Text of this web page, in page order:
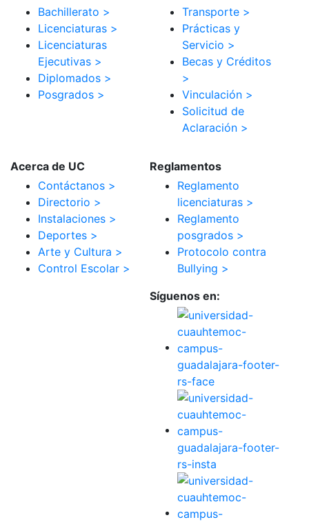
Bachillerato >
Licenciaturas >
Licenciaturas
Ejecutivas >
Diplomados >
Posgrados >
Acerca de UC
Contáctanos >
Directorio >
Instalaciones >
Deportes >
Arte y Cultura >
Control Escolar >
Transporte >
Prácticas y
Servicio >
Becas y Créditos
>
Vinculación >
Solicitud de
Aclaración >
Reglamentos
Reglamento
licenciaturas >
Reglamento
posgrados >
Protocolo contra
Bullying >
Síguenos en: